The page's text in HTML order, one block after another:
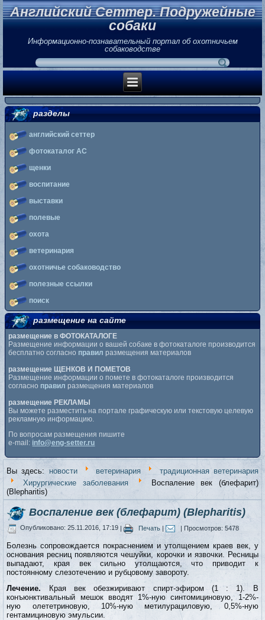
Английский Сеттер. Подружейные
собаки
Информационно-познавательный портал об охотничьем
собаководстве
разделы
английский сеттер
фотокаталог АС
щенки
воспитание
выставки
полевые
охота
ветеринария
охотничье собаководство
полезные ссылки
поиск
размещение на сайте
размещение в ФОТОКАТАЛОГЕ
Размещение информации о вашей собаке в фотокаталоге производится
бесплатно согласно правил размещения материалов
размещение ЩЕНКОВ И ПОМЕТОВ
Размещение информации о помете в фотокаталоге производится
согласно правил размещения материалов
размещение РЕКЛАМЫ
Вы можете разместить на портале графическую или текстовую целевую
рекламную информацию.
По вопросам размещения пишите
e-mail: info@eng-setter.ru
Вы здесь: новости ветеринария
традиционная ветеринария
Хирургические заболевания
Воспаление век (блефарит)
(Blepharitis)
Воспаление век (блефарит) (Blepharitis)
Опубликовано: 25.11.2016, 17:19 | Печать | | Просмотров: 5478
Болезнь сопровождается покраснением и утолщением краев век, у
основания ресниц появляются чешуйки, корочки и язвочки. Ресницы
выпадают, края век сильно утолщаются, что приводит к
постоянному слезотечению и рубцовому завороту.
Лечение. Края век обезжиривают спирт-эфиром (1 : 1). В
конъюнктивальный мешок вводят 1%-ную синтомициновую, 1-2%-
ную олететриновую, 10%-ную метилурациловую, 0,5%-ную
гентамициновую эмульсии.